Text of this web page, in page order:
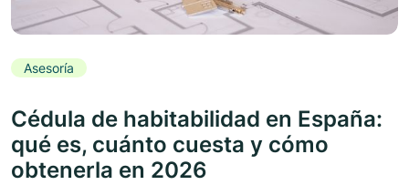
Asesoría
Cédula de habitabilidad en España:
qué es, cuánto cuesta y cómo
obtenerla en 2026